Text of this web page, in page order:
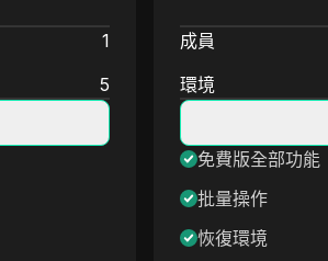
1
5
成員
環境
免費版全部功能
批量操作
恢復環境